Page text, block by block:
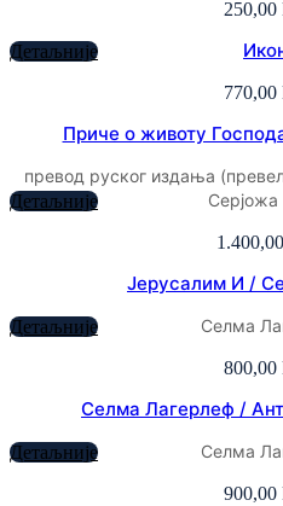
250,00
770,00
Детаљније
Приче о животу
превод руског издања
Серјожа
1.400,00
Детаљније
Јерусалим И /
Селма
800,00
Детаљније
Селма Лагерлеф /
Селма
900,00
Детаљније